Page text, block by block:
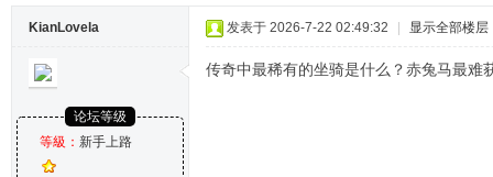
KianLovela
论坛等级
等級： 新手上路
发表于 2026-7-22 02:49:32 显示全部楼层
传奇中最稀有的坐骑是什么？赤兔马最难